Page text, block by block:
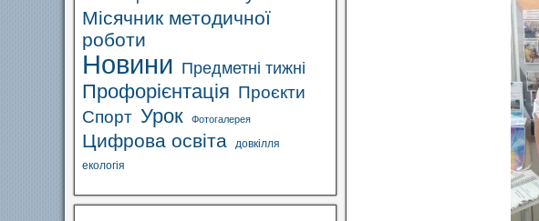
Місячник методичної
роботи
Новини Предметні тижні
Профорієнтація Проєкти
Спорт Урок Фотогалерея
Цифрова освіта
довкілля
екологія